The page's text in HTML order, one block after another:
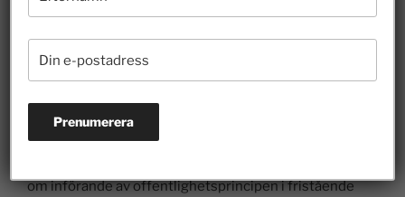
inte tillräcklig. Lagrådet har dock inte tidigare haft
inte heller vid det tidigare tillfället yttrat sig över de
övriga delarna av lagförslagen och verkar därmed ha
utgått ifrån att få möjlighet att få göra det igen när
regeringen tagit ställning till utredarens nya analys
vad gäller de börsnoterade företagen. Förbundet
om införande av offentlighetsprincipen i fristående